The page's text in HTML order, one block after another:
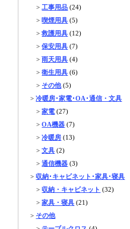
> 工事用品 (24)
>喫煙用具 (5)
>救護用具 (12)
>保安用具 (7)
>雨天用具 (4)
>衛生用具 (6)
> その他(5)
>冷暖房･家電･OA･通信・文具
>家電 (27)
>OA機器 (7)
>冷暖房 (13)
>文具 (2)
>通信機器 (3)
>収納･キャビネット･家具･寝具
>収納・キャビネット (32)
>家具・寝具 (21)
> その他